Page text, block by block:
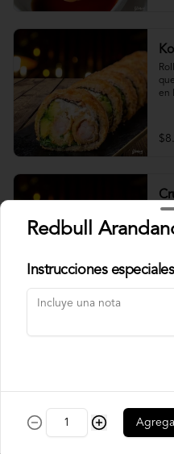
en
Redbull
Instrucciones especiales